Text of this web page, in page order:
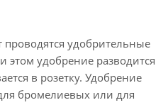
проводятся удобрительные
этом удобрение разводится
в розетку. Удобрение
бромелиевых или для